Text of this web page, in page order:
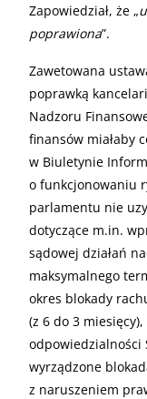
Zapowiedział, że „
poprawiona”.
Zawetowana
poprawką
Nadzoru
finansów miałaby
w Biuletynie
o funkcjonowaniu
parlamentu nie
dotyczące m.in.
sądowej działań
maksymalnego
okres blokady
(z 6 do 3
odpowiedzialności
wyrządzone
z naruszeniem